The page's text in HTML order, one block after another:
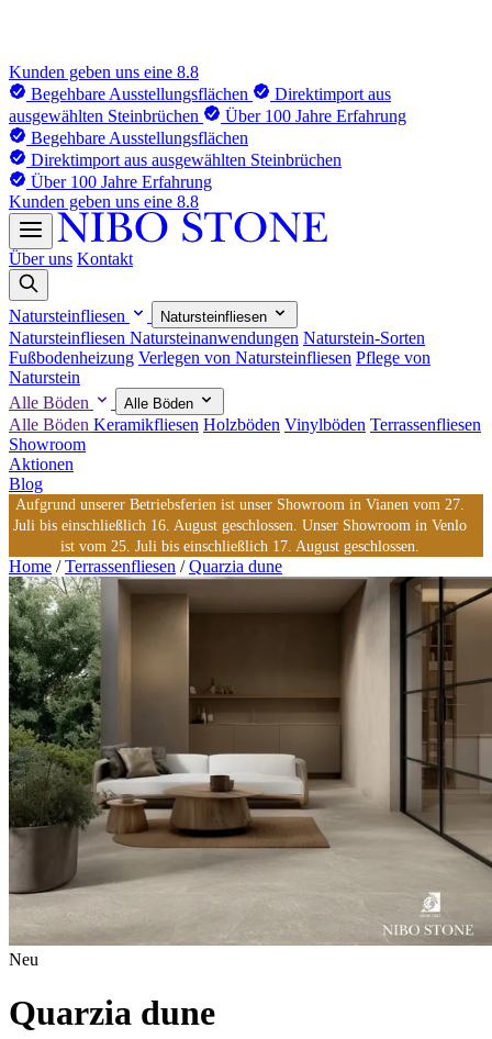
Kunden geben uns eine 8.8
Begehbare Ausstellungsflächen
Direktimport aus
ausgewählten Steinbrüchen
Über 100 Jahre Erfahrung
Begehbare Ausstellungsflächen
Direktimport aus ausgewählten Steinbrüchen
Über 100 Jahre Erfahrung
Kunden geben uns eine 8.8
Über uns Kontakt
Natursteinfliesen Natursteinfliesen
Natursteinfliesen Natursteinanwendungen Naturstein-Sorten
Fußbodenheizung Verlegen von Natursteinfliesen Pflege von
Naturstein
Alle Böden
Alle Böden
Alle Böden Keramikfliesen Holzböden Vinylböden Terrassenfliesen
Showroom
Aktionen
Blog
Aufgrund unserer Betriebsferien ist unser Showroom in Vianen vom 27.
Juli bis einschließlich 16. August geschlossen. Unser Showroom in Venlo
ist vom 25. Juli bis einschließlich 17. August geschlossen.
Home /Terrassenfliesen /Quarzia dune
Neu
Quarzia dune